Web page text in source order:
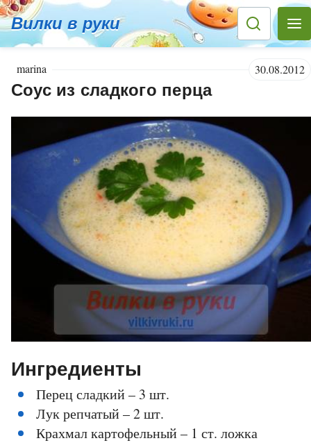
Вилки в руки
marina 30.08.2012
Соус из сладкого перца
Ингредиенты
Перец сладкий – 3 шт.
Лук репчатый – 2 шт.
Крахмал картофельный – 1 ст. ложка